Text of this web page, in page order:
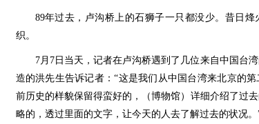
89年过去，卢沟桥上的石狮子一只都没少。昔日
织。
7月7日当天，记者在卢沟桥遇到了几位来自中国台
造的洪先生告诉记者：“这是我们从中国台湾来北京的
前历史的样貌保留得蛮好的，（博物馆）详细介绍了过
略的，透过里面的文字，让今天的人去了解过去的状况。